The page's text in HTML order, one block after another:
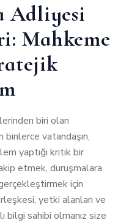
Adliyesi
Mahkeme
biri olan
vatandaşın,
yaptığı kritik bir
etmek, duruşmalara
için
yetki alanları ve
bilgi sahibi olmanız size